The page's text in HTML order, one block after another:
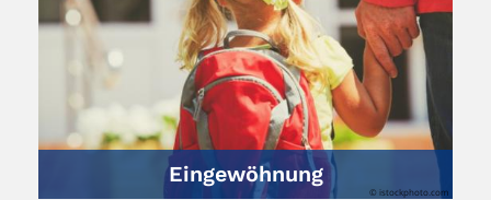
Eingewöhnung
© istockphoto.com